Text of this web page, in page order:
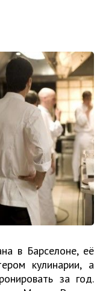
в Барселоне, её
кулинарии, а
за год.